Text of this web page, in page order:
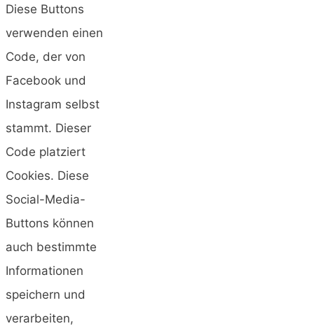
Diese Buttons
verwenden einen
Code, der von
Facebook und
Instagram selbst
stammt. Dieser
Code platziert
Cookies. Diese
Social-Media-
Buttons können
auch bestimmte
Informationen
speichern und
verarbeiten,